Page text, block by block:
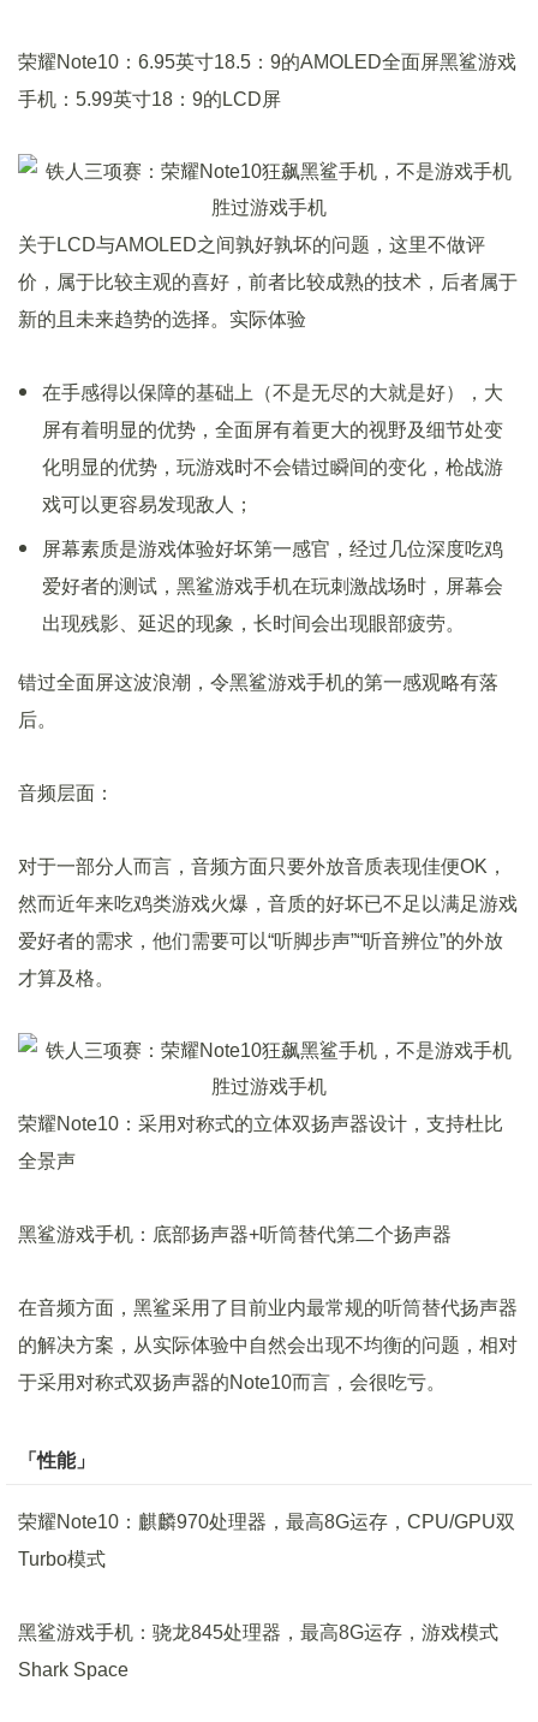
荣耀Note10：6.95英寸18.5：9的AMOLED全面屏黑鲨游戏
手机：5.99英寸18：9的LCD屏
关于LCD与AMOLED之间孰好孰坏的问题，这里不做评
价，属于比较主观的喜好，前者比较成熟的技术，后者属于
新的且未来趋势的选择。实际体验
在手感得以保障的基础上（不是无尽的大就是好），大
屏有着明显的优势，全面屏有着更大的视野及细节处变
化明显的优势，玩游戏时不会错过瞬间的变化，枪战游
戏可以更容易发现敌人；
屏幕素质是游戏体验好坏第一感官，经过几位深度吃鸡
爱好者的测试，黑鲨游戏手机在玩刺激战场时，屏幕会
出现残影、延迟的现象，长时间会出现眼部疲劳。
错过全面屏这波浪潮，令黑鲨游戏手机的第一感观略有落
后。
音频层面：
对于一部分人而言，音频方面只要外放音质表现佳便OK，
然而近年来吃鸡类游戏火爆，音质的好坏已不足以满足游戏
爱好者的需求，他们需要可以“听脚步声”“听音辨位”的外放
才算及格。
荣耀Note10：采用对称式的立体双扬声器设计，支持杜比
全景声
黑鲨游戏手机：底部扬声器+听筒替代第二个扬声器
在音频方面，黑鲨采用了目前业内最常规的听筒替代扬声器
的解决方案，从实际体验中自然会出现不均衡的问题，相对
于采用对称式双扬声器的Note10而言，会很吃亏。
「性能」
荣耀Note10：麒麟970处理器，最高8G运存，CPU/GPU双
Turbo模式
黑鲨游戏手机：骁龙845处理器，最高8G运存，游戏模式
Shark Space